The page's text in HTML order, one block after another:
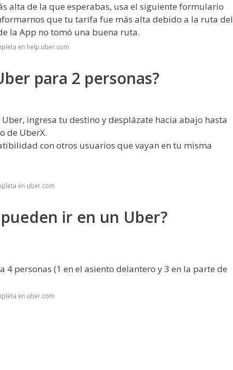
alta de la que esperabas, usa el siguiente formulario
que tu tarifa fue más alta debido a la ruta del
la App no tomó una buena ruta.
en help.uber.com
para 2 personas?
ingresa tu destino y desplázate hacia abajo hasta
de UberX.
con otros usuarios que vayan en tu misma
en uber.com
ir en un Uber?
4 personas (1 en el asiento delantero y 3 en la parte de
en uber.com